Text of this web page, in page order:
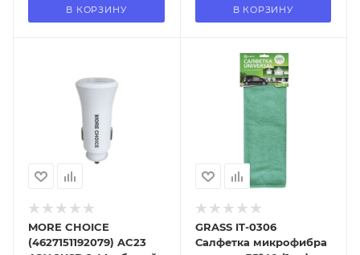
В КОРЗИНУ В КОРЗИНУ
В наличии в пункте
самовывоза
MORE CHOICE
(4627151192079) AC23
Отправим
13.08.2026
В наличии в пункте
GRASS IT-0306
Салфетка микрофибра